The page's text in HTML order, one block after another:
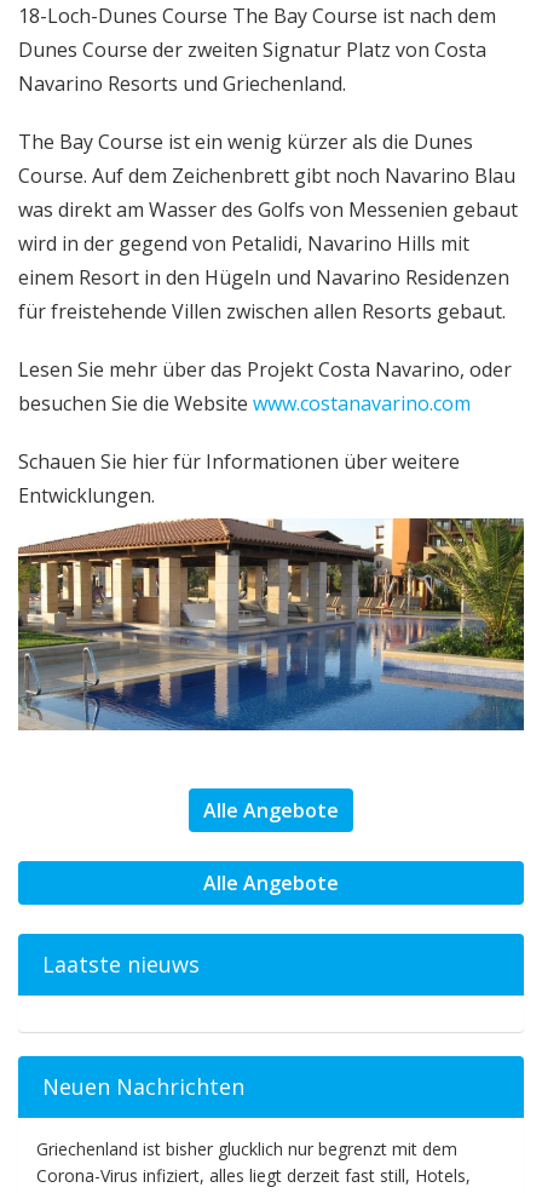
18-Loch-Dunes Course The Bay Course ist nach dem
Dunes Course der zweiten Signatur Platz von Costa
Navarino Resorts und Griechenland.
The Bay Course ist ein wenig kürzer als die Dunes
Course. Auf dem Zeichenbrett gibt noch Navarino Blau
was direkt am Wasser des Golfs von Messenien gebaut
wird in der gegend von Petalidi, Navarino Hills mit
einem Resort in den Hügeln und Navarino Residenzen
für freistehende Villen zwischen allen Resorts gebaut.
Lesen Sie mehr über das Projekt Costa Navarino, oder
besuchen Sie die Website www.costanavarino.com
Schauen Sie hier für Informationen über weitere
Entwicklungen.
Alle Angebote
Alle Angebote
Laatste nieuws
Neuen Nachrichten
Griechenland ist bisher glucklich nur begrenzt mit dem
Corona-Virus infiziert, alles liegt derzeit fast still, Hotels,